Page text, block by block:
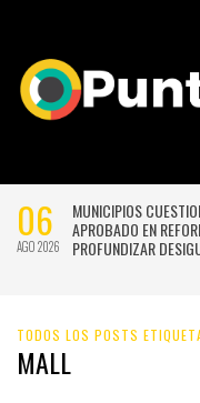
06
AGO 2026
MUNICIPIOS
APROBADO EN
PROFUNDIZAR
ACOMPAÑAMIENTO
TODOS LOS POSTS
MALL